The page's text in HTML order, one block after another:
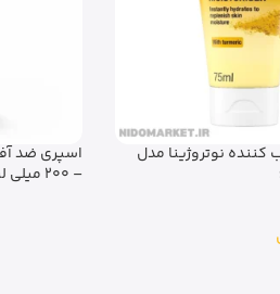
کننده نوتروژینا مدل
– 200 میلی لیتر